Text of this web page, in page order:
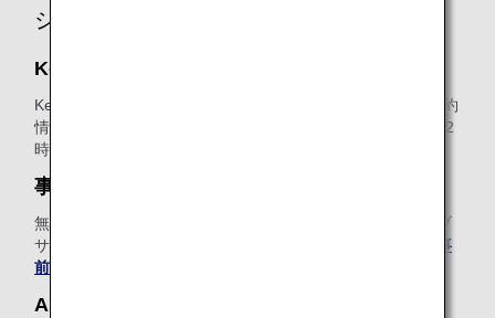
ショナルサービス
Keep My Fare
Keep My Fareは、航空券のご購入を検討される際に、ご予約
情報や運賃情報を確保できる便利なサービスです（発券の72
時間前まで）。
事前追加手荷物
無料手荷物許容量を超える手荷物の追加料金を、ANAウェブ
サイトで事前にお支払いいただける便利なサービスです。
事
前追加手荷物について、詳しくはこちら
ANA Wi-Fi Service